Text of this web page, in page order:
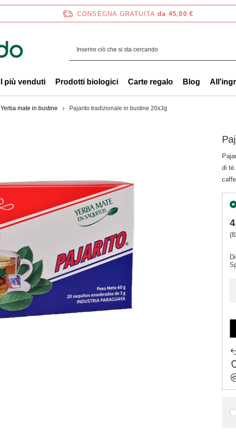
CONSEGNA GRATUITA da 45,00 €
I più venduti Prodotti biologici Carte regalo Blog
Yerba mate in bustine Pajarito tradizionale in bustine 20x3g
di